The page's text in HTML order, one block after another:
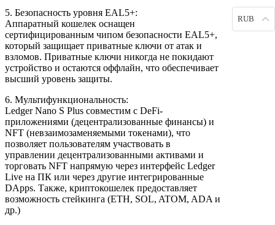
5. Безопасность уровня EAL5+:
Аппаратный кошелек оснащен
сертифицированным чипом безопасности EAL5+,
который защищает приватные ключи от атак и
взломов. Приватные ключи никогда не покидают
устройство и остаются оффлайн, что обеспечивает
высший уровень защиты.
6. Мультифункциональность:
Ledger Nano S Plus совместим с DeFi-
приложениями (децентрализованные финансы) и
NFT (невзаимозаменяемыми токенами), что
позволяет пользователям участвовать в
управлении децентрализованными активами и
торговать NFT напрямую через интерфейс Ledger
Live на ПК или через другие интегрированные
DApps. Также, криптокошелек предоставляет
возможность стейкинга (ETH, SOL, ATOM, ADA и
др.)
RUB